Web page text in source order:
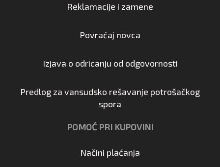
Reklamacije i zamene
Povraćaj novca
Izjava o odricanju od odgovornosti
Predlog za vansudsko rešavanje potrošačkog
spora
POMOĆ PRI KUPOVINI
Načini plaćanja